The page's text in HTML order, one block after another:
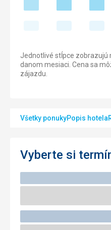
Jednotlivé stĺpce zobrazujú
danom mesiaci. Cena sa
zájazdu.
Všetky ponukyPopis hotela
Vyberte si